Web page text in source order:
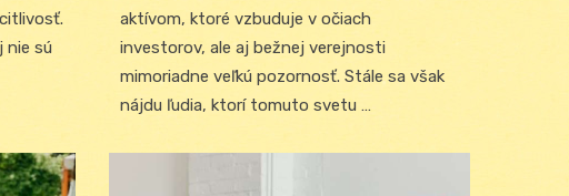
nie sú
aktívom, ktoré vzbuduje v očiach
investorov, ale aj bežnej verejnosti
mimoriadne veľkú pozornosť. Stále sa však
nájdu ľudia, ktorí tomuto svetu …